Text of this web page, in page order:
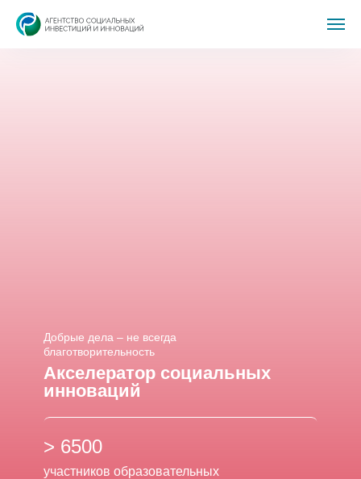
Акселератор социальных
инноваций
Добрые дела – не всегда
благотворительность
> 6500
участников образовательных